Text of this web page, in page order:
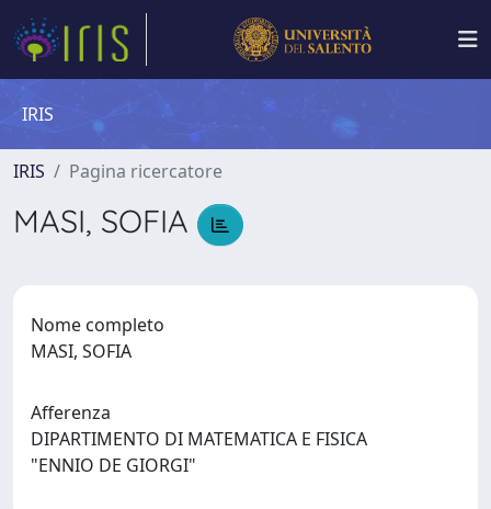
IRIS
IRIS Pagina ricercatore
MASI, SOFIA
Nome completo
MASI, SOFIA
Afferenza
DIPARTIMENTO DI MATEMATICA E FISICA
"ENNIO DE GIORGI"